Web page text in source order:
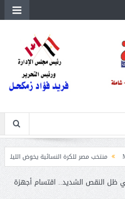
للكرة النسائية يخوض الليلة مباراة وداع أمم
ظل النقص الشديد.. اقتسام أجهزة